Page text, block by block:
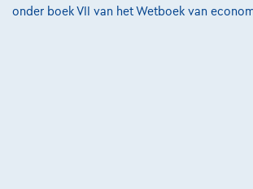
onder boek VII van het Wetboek van